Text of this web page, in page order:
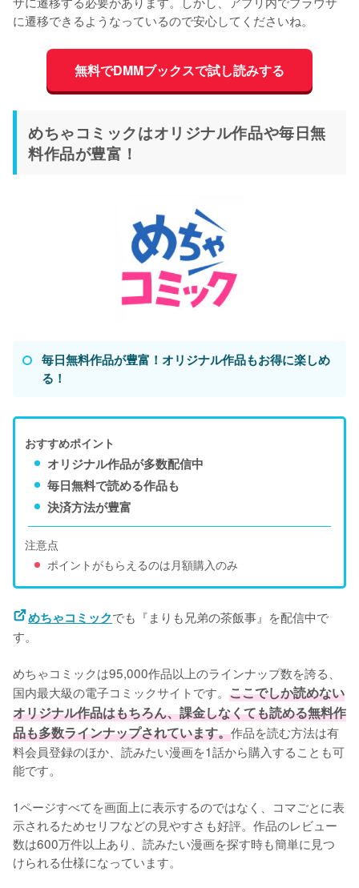
に遷移できるようなっているので安心してくださいね。
無料でDMMブックスで試し読みする
めちゃコミックはオリジナル作品や毎日無
料作品が豊富！
毎日無料作品が豊富！オリジナル作品もお得に楽しめ
る！
おすすめポイント
オリジナル作品が多数配信中
毎日無料で読める作品も
決済方法が豊富
注意点
ポイントがもらえるのは月額購入のみ
めちゃコミックでも『まりも兄弟の茶飯事』を配信中で
す。
めちゃコミックは95,000作品以上のラインナップ数を誇る、
国内最大級の電子コミックサイトです。 ここでしか読めない
オリジナル作品はもちろん、課金しなくても読める無料作
品も多数ラインナップされています。作品を読む方法は有
料会員登録のほか、読みたい漫画を1話から購入することも可
能です。
1ページすべてを画面上に表示するのではなく、コマごとに表
示されるためセリフなどの見やすさも好評。作品のレビュー
数は600万件以上あり、読みたい漫画を探す時も簡単に見つ
けられる仕様になっています。